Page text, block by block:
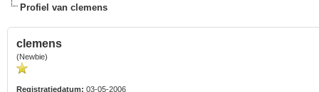
Profiel van clemens
clemens
(Newbie)
Registratiedatum: 03-05-2006